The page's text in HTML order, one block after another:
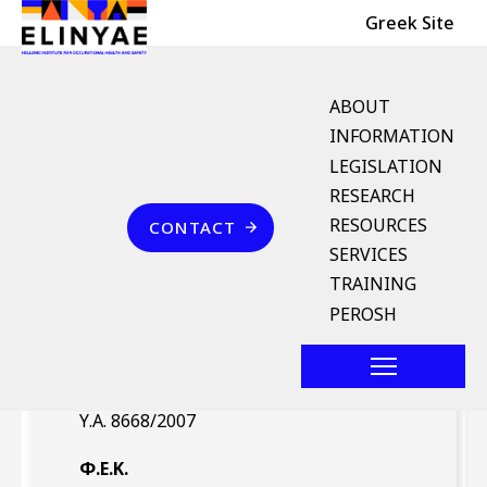
Skip to main content
Header Top Greek Site
English Menu
ABOUT
INFORMATION
LEGISLATION
RESEARCH
RESOURCES
SERVICES
TRAINING
PEROSH
Επικοινωνία
CONTACT
Breadcrumb
Υ.Α. 8668/2007 (ΦΕΚ 287/
Υ.Α. 8668/2007
Φ.Ε.Κ.